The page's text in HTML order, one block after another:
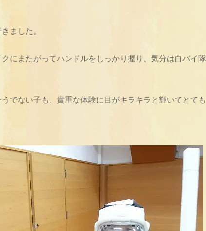
ました。
にまたがってハンドルをしっかり握り、気分は白バイ隊
でない子も、貴重な体験に目がキラキラと輝いてとても